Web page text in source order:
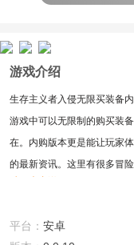
游戏介绍
生存主义者入侵无限买装备
游戏中可以无限制的购买装
在。内购版本更是能让玩家
的最新资讯。这里有很多冒
1、玩家在游戏中可以无限
里最强的存在。
2、内购版本更是能让玩家体
平台： 安卓